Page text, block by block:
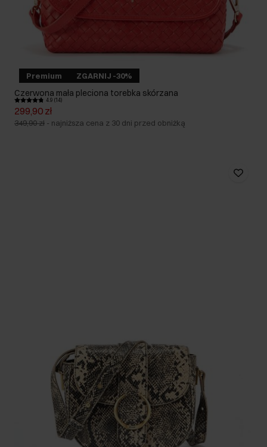
Premium ZGARNIJ -30%
Czerwona mała pleciona torebka skórzana
4.9 (14)
299,90 zł
349,90 zł - najniższa cena z 30 dni przed obniżką